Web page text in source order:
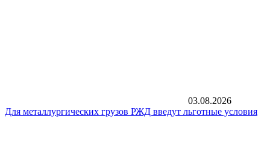
03.08.2026
Для металлургических грузов РЖД введут льготные условия